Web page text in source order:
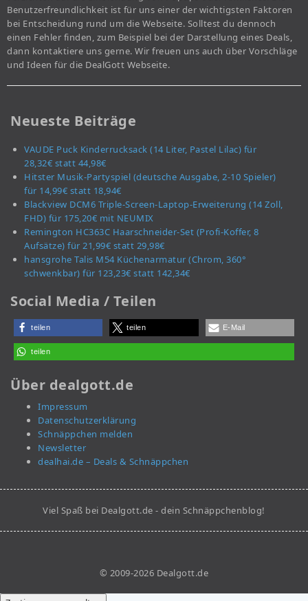
Benutzerfreundlichkeit ist für uns einer der wichtigsten Faktoren
bei Entscheidung rund um die Webseite. Solltest du dennoch
einen Fehler finden, zum Beispiel bei der Darstellung eines Deals,
dann kontaktiere uns gerne. Wir freuen uns auch über Vorschläge
und Ideen für die DealGott Webseite.
Neueste Beiträge
VAUDE Puck Kinderrucksack (14 Liter, Pastel Lilac) für
28,32€ statt 44,98€
Hitster Musik-Partyspiel (deutsche Ausgabe, 2-10 Spieler)
für 14,99€ statt 18,94€
Blackview DCM6 Triple-Screen-Laptop-Erweiterung (14 Zoll,
FHD) für 175,20€ mit NEUMIX
Remington HC363C Haarschneider-Set (Profi-Koffer, 8
Aufsätze) für 21,99€ statt 29,98€
hansgrohe Talis M54 Küchenarmatur (Chrom, 360°
schwenkbar) für 123,23€ statt 142,34€
Social Media / Teilen
teilen teilen E-Mail
teilen
Über dealgott.de
Impressum
Datenschutzerklärung
Schnäppchen melden
Newsletter
dealhai.de – Deals & Schnäppchen
Viel Spaß bei Dealgott.de - dein Schnäppchenblog!
© 2009-2026 Dealgott.de